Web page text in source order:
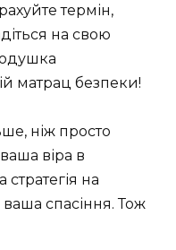
термін,
на свою
матрац безпеки!
ніж просто
віра в
на
ваша спасіння. Тож